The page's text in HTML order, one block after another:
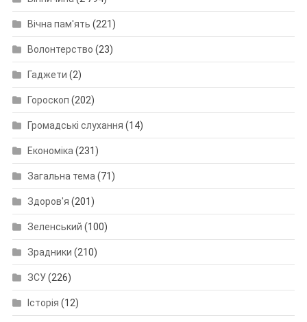
Вічна пам'ять (221)
Волонтерство (23)
Гаджети (2)
Гороскоп (202)
Громадські слухання (14)
Економіка (231)
Загальна тема (71)
Здоров'я (201)
Зеленський (100)
Зрадники (210)
ЗСУ(226)
Історія (12)